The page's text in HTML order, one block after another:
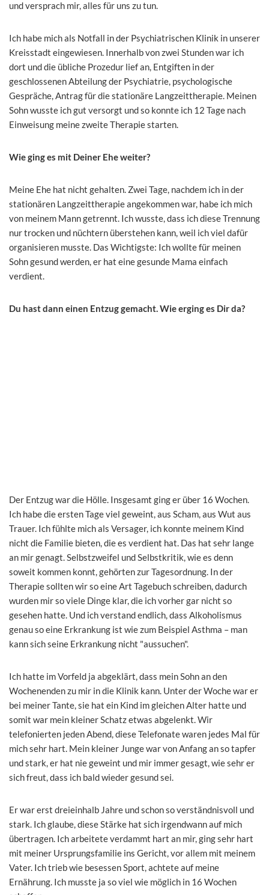
und versprach mir, alles für uns zu tun.
Ich habe mich als Notfall in der Psychiatrischen Klinik in unserer
Kreisstadt eingewiesen. Innerhalb von zwei Stunden war ich
dort und die übliche Prozedur lief an, Entgiften in der
geschlossenen Abteilung der Psychiatrie, psychologische
Gespräche, Antrag für die stationäre Langzeittherapie. Meinen
Sohn wusste ich gut versorgt und so konnte ich 12 Tage nach
Einweisung meine zweite Therapie starten.
Wie ging es mit Deiner Ehe weiter?
Meine Ehe hat nicht gehalten. Zwei Tage, nachdem ich in der
stationären Langzeittherapie angekommen war, habe ich mich
von meinem Mann getrennt. Ich wusste, dass ich diese Trennung
nur trocken und nüchtern überstehen kann, weil ich viel dafür
organisieren musste. Das Wichtigste: Ich wollte für meinen
Sohn gesund werden, er hat eine gesunde Mama einfach
verdient.
Du hast dann einen Entzug gemacht. Wie erging es Dir da?
Der Entzug war die Hölle. Insgesamt ging er über 16 Wochen.
Ich habe die ersten Tage viel geweint, aus Scham, aus Wut aus
Trauer. Ich fühlte mich als Versager, ich konnte meinem Kind
nicht die Familie bieten, die es verdient hat. Das hat sehr lange
an mir genagt. Selbstzweifel und Selbstkritik, wie es denn
soweit kommen konnt, gehörten zur Tagesordnung. In der
Therapie sollten wir so eine Art Tagebuch schreiben, dadurch
wurden mir so viele Dinge klar, die ich vorher gar nicht so
gesehen hatte. Und ich verstand endlich, dass Alkoholismus
genau so eine Erkrankung ist wie zum Beispiel Asthma – man
kann sich seine Erkrankung nicht "aussuchen".
Ich hatte im Vorfeld ja abgeklärt, dass mein Sohn an den
Wochenenden zu mir in die Klinik kann. Unter der Woche war er
bei meiner Tante, sie hat ein Kind im gleichen Alter hatte und
somit war mein kleiner Schatz etwas abgelenkt. Wir
telefonierten jeden Abend, diese Telefonate waren jedes Mal für
mich sehr hart. Mein kleiner Junge war von Anfang an so tapfer
und stark, er hat nie geweint und mir immer gesagt, wie sehr er
sich freut, dass ich bald wieder gesund sei.
Er war erst dreieinhalb Jahre und schon so verständnisvoll und
stark. Ich glaube, diese Stärke hat sich irgendwann auf mich
übertragen. Ich arbeitete verdammt hart an mir, ging sehr hart
mit meiner Ursprungsfamilie ins Gericht, vor allem mit meinem
Vater. Ich trieb wie besessen Sport, achtete auf meine
Ernährung. Ich musste ja so viel wie möglich in 16 Wochen